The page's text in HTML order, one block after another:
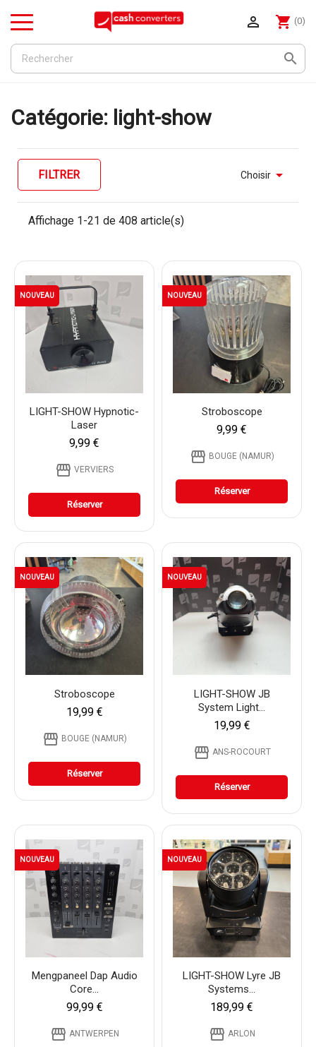

shopping_cart (0)

Menu
Catégorie: light-show
FILTRER Choisir
Affichage 1-21 de 408 article(s)
LIGHT-SHOW Hypnotic-
Laser
9,99 €
storefront VERVIERS
Réserver
NOUVEAU
Stroboscope
9,99 €
storefront BOUGE (NAMUR)
Réserver
NOUVEAU
Stroboscope
19,99 €
storefront BOUGE (NAMUR)
Réserver
NOUVEAU
LIGHT-SHOW JB
System Light...
19,99 €
storefront ANS-ROCOURT
Réserver
NOUVEAU
Mengpaneel Dap Audio
Core...
99,99 €
storefront ANTWERPEN
NOUVEAU
LIGHT-SHOW Lyre JB
Systems...
189,99 €
storefront ARLON
NOUVEAU